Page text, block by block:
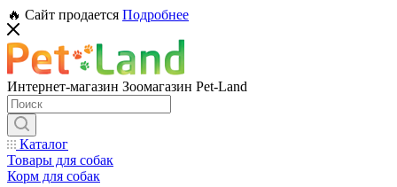
🔥 Сайт продается Подробнее
Интернет-магазин Зоомагазин Pet-Land
Каталог
Товары для собак
Корм для собак